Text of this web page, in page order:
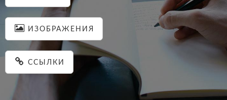
ИЗОБРАЖЕНИЯ
ССЫЛКИ